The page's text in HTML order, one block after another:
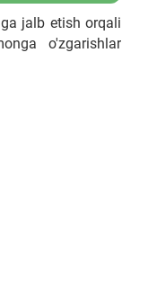
jalb etish orqali
o'zgarishlar